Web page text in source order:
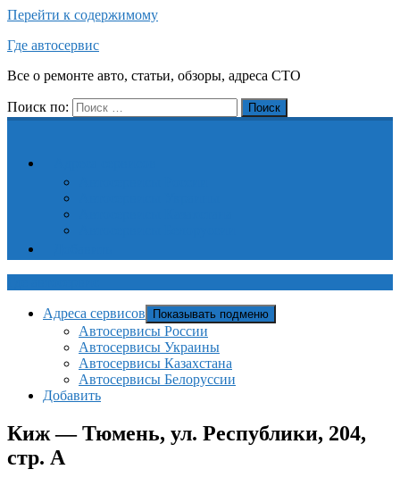
Перейти к содержимому
Где автосервис
Все о ремонте авто, статьи, обзоры, адреса СТО
Поиск по: Поиск
Адреса сервисов Показывать подменю
Автосервисы России
Автосервисы Украины
Автосервисы Казахстана
Автосервисы Белоруссии
Добавить
Киж — Тюмень, ул. Республики, 204,
стр. А